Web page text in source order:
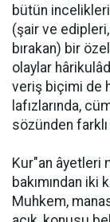
bütün
(şair ve
bırakan) bir
olaylar
veriş biçimi de
lafızlarında,
sözünden
Kur"an âyetleri
bakımından iki
Muhkem,